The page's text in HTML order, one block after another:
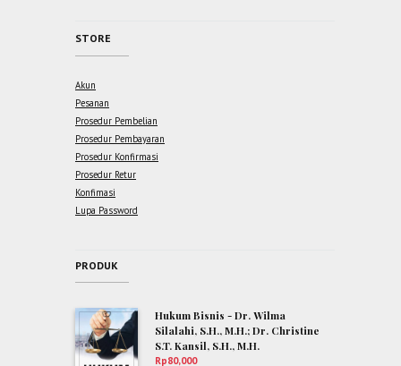
STORE
Akun
Pesanan
Prosedur Pembelian
Prosedur Pembayaran
Prosedur Konfirmasi
Prosedur Retur
Konfimasi
Lupa Password
PRODUK
Hukum Bisnis - Dr. Wilma
Silalahi, S.H., M.H.; Dr. Christine
S.T. Kansil, S.H., M.H.
Rp80,000